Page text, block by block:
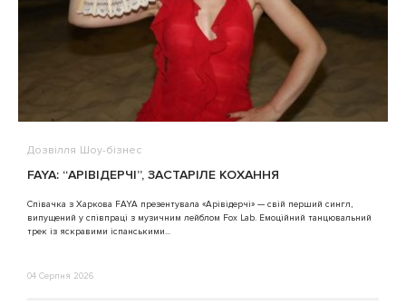
Дозвілля Шоу-бізнес
FAYA: “АРІВІДЕРЧІ”, ЗАСТАРІЛЕ КОХАННЯ
Співачка з Харкова FAYA презентувала «Арівідерчі» — свій перший сингл,
випущений у співпраці з музичним лейблом Fox Lab. Емоційний танцювальний
трек із яскравими іспанськими...
04 Серпня 2026